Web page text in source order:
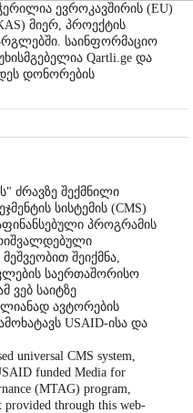
ევროკავშირის (EU)
მიერ, პროექტის
საინფორმაციო
Qartli.ge და
დონორების
ძრავზე შექმნილი
სისტემის (CMS)
პროგრამის
შეიქმნა,
საერთაშორისო
ვებ საიტზე
ავტორების
USAID-ისა და
universal CMS system,
funded Media for
(MTAG) program,
through this web-